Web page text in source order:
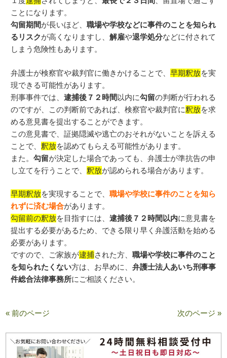
ことになります。
勾留期間が長いほど、職場や学校などに事件のことを知られ
るリスクが高くなりますし、解雇や退学処分などに付されて
しまう危険性もあります。
弁護士が検察官や裁判官に働きかけることで、早期釈放を実
現できる可能性があります。
刑事事件では、逮捕後７２時間 以内に勾留の判断が行われる
のですが、この判断前であれば、検察官や裁判官に釈放を求
める意見書を提出することができます。
この意見書で、証拠隠滅や逃亡のおそれがないことを訴える
ことで、釈放を認めてもらえる可能性があります。
また。勾留が決定した場合であっても、弁護士が準抗告の申
し立てを行うことで、釈放が認められる場合があります。
早期釈放を実現することで、職場や学校に事件のことを知ら
れずに済む場合があります。
勾留前の釈放を目指すには、逮捕後７２時間以内に意見書を
提出する必要があるため、できる限り早く弁護活動を始める
必要があります。
ですので、ご家族が逮捕された方、職場や学校に事件のこと
を知られたくない方は、お早めに、弁護士法人あいち刑事事
件総合法律事務所にご相談ください。
« 前のページ 次のページ »